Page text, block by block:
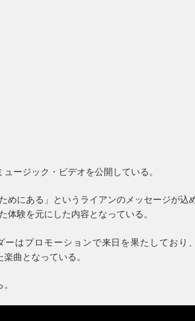
ージック・ビデオを公開している。
めにある」というライアンのメッセージが込
験を元にした内容となっている。
はプロモーションで来日を果たしており
曲となっている。